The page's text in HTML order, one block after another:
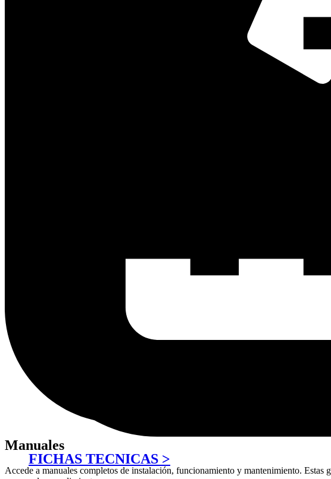
FICHAS TECNICAS >
Manuales
Accede a manuales completos de instalación, funcionamiento y mantenimiento.